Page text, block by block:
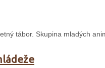
tábor. Skupina mladých